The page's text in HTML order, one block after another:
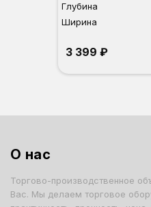
Глубина
Ширина
3 399 ₽
О нас
Торгово-производственное
Вас. Мы делаем торговое